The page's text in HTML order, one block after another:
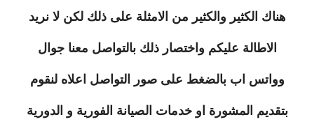
هناك الكثير والكثير من الامثلة على ذلك لكن لا نريد
الاطالة عليكم واختصار ذلك بالتواصل معنا جوال
وواتس اب بالضغط على صور التواصل اعلاه لنقوم
بتقديم المشورة او خدمات الصيانة الفورية و الدورية